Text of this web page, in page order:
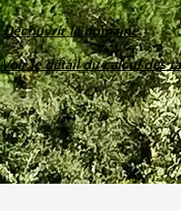
Découvrir le domaine
Voir le détail du calcul des